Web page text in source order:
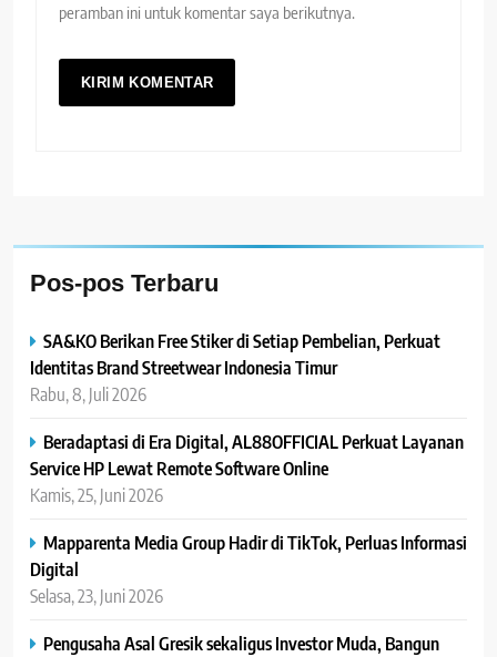
peramban ini untuk komentar saya berikutnya.
Pos-pos Terbaru
SA&KO Berikan Free Stiker di Setiap Pembelian, Perkuat
Identitas Brand Streetwear Indonesia Timur
Rabu, 8, Juli 2026
Beradaptasi di Era Digital, AL88OFFICIAL Perkuat Layanan
Service HP Lewat Remote Software Online
Kamis, 25, Juni 2026
Mapparenta Media Group Hadir di TikTok, Perluas Informasi
Digital
Selasa, 23, Juni 2026
Pengusaha Asal Gresik sekaligus Investor Muda, Bangun